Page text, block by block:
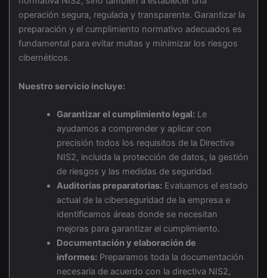
operación segura, regulada y transparente. Garantizar la
preparación y el cumplimiento normativo adecuados es
fundamental para evitar multas y minimizar los riesgos
cibernéticos.
Nuestro servicio incluye:
Garantizar el cumplimiento legal:Le
ayudamos a comprender y aplicar con
precisión todos los requisitos de la Directiva
NIS2, incluida la protección de datos, la gestión
de riesgos y las medidas de seguridad.
Auditorías preparatorias:Evaluamos el estado
actual de la ciberseguridad de la empresa e
identificamos áreas donde se necesitan
mejoras para garantizar el cumplimiento.
Documentación y elaboración de
informes:Preparamos toda la documentación
necesaria de acuerdo con la directiva NIS2,